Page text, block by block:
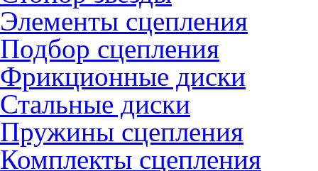
Элементы сцепления
Подбор сцепления
Фрикционные диски
Стальные диски
Пружины сцепления
Комплекты сцепления